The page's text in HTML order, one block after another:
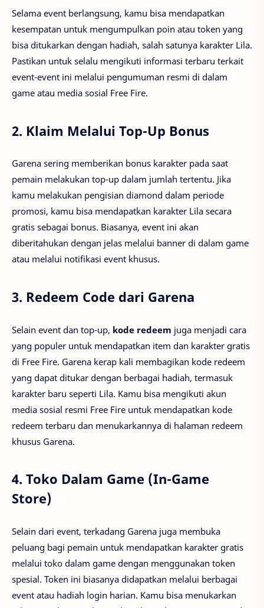
Selama event berlangsung, kamu bisa mendapatkan
kesempatan untuk mengumpulkan poin atau token yang
bisa ditukarkan dengan hadiah, salah satunya karakter Lila.
Pastikan untuk selalu mengikuti informasi terbaru terkait
event-event ini melalui pengumuman resmi di dalam
game atau media sosial Free Fire.
2. Klaim Melalui Top-Up Bonus
Garena sering memberikan bonus karakter pada saat
pemain melakukan top-up dalam jumlah tertentu. Jika
kamu melakukan pengisian diamond dalam periode
promosi, kamu bisa mendapatkan karakter Lila secara
gratis sebagai bonus. Biasanya, event ini akan
diberitahukan dengan jelas melalui banner di dalam game
atau melalui notifikasi event khusus.
3. Redeem Code dari Garena
Selain event dan top-up, kode redeem juga menjadi cara
yang populer untuk mendapatkan item dan karakter gratis
di Free Fire. Garena kerap kali membagikan kode redeem
yang dapat ditukar dengan berbagai hadiah, termasuk
karakter baru seperti Lila. Kamu bisa mengikuti akun
media sosial resmi Free Fire untuk mendapatkan kode
redeem terbaru dan menukarkannya di halaman redeem
khusus Garena.
4. Toko Dalam Game (In-Game
Store)
Selain dari event, terkadang Garena juga membuka
peluang bagi pemain untuk mendapatkan karakter gratis
melalui toko dalam game dengan menggunakan token
spesial. Token ini biasanya didapatkan melalui berbagai
event atau hadiah login harian. Kamu bisa menukarkan